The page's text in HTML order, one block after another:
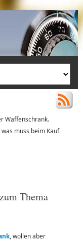
Waffenschrank.
muss beim Kauf
Thema
, wollen aber